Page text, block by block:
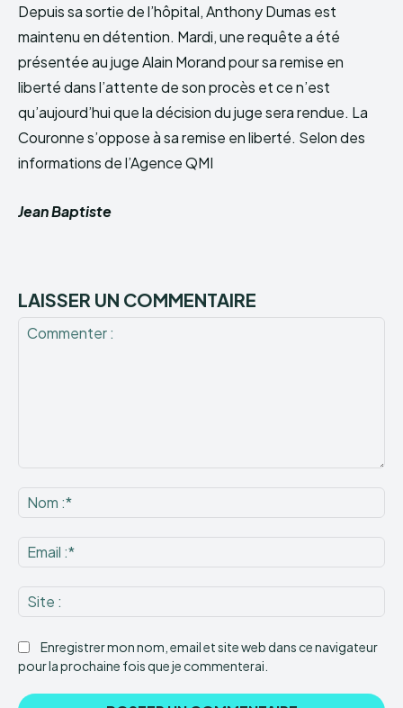
Depuis sa sortie de l’hôpital, Anthony Dumas est
maintenu en détention. Mardi, une requête a été
présentée au juge Alain Morand pour sa remise en
liberté dans l’attente de son procès et ce n’est
qu’aujourd’hui que la décision du juge sera rendue. La
Couronne s’oppose à sa remise en liberté. Selon des
informations de l’Agence QMI
Jean Baptiste
LAISSER UN COMMENTAIRE
:*
:*
:
Enregistrer mon nom, email et site web dans ce navigateur
pour la prochaine fois que je commenterai.